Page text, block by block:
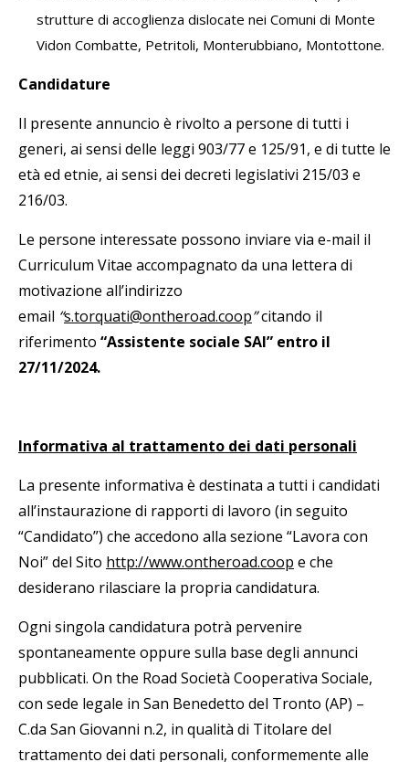
strutture di accoglienza dislocate nei Comuni di Monte
Vidon Combatte, Petritoli, Monterubbiano, Montottone.
Candidature
Il presente annuncio è rivolto a persone di tutti i
generi, ai sensi delle leggi 903/77 e 125/91, e di tutte le
età ed etnie, ai sensi dei decreti legislativi 215/03 e
216/03.
Le persone interessate possono inviare via e-mail il
Curriculum Vitae accompagnato da una lettera di
motivazione all’indirizzo
email “s.torquati@ontheroad.coop”citando il
riferimento “Assistente sociale SAI” entro il
27/11/2024.
Informativa al trattamento dei dati personali
La presente informativa è destinata a tutti i candidati
all’instaurazione di rapporti di lavoro (in seguito
“Candidato”) che accedono alla sezione “Lavora con
Noi” del Sito http://www.ontheroad.coop e che
desiderano rilasciare la propria candidatura.
Ogni singola candidatura potrà pervenire
spontaneamente oppure sulla base degli annunci
pubblicati. On the Road Società Cooperativa Sociale,
con sede legale in San Benedetto del Tronto (AP) –
C.da San Giovanni n.2, in qualità di Titolare del
trattamento dei dati personali, conformemente alle